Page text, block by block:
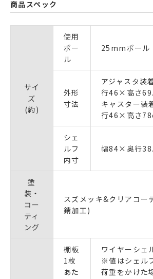
商品スペック
サイ
ズ
(約)
使用
ポー
ル
25mmポール
外形
寸法
アジャスタ
行46×高さ
キャスター
行46×高さ
シェ
ルフ
内寸
幅84×奥行
塗
装・
コー
ティ
ング
スズメッキ&クリアコー
錆加工)
棚板
1枚
あた
ワイヤーシェ
※値はシェル
荷重をかけた